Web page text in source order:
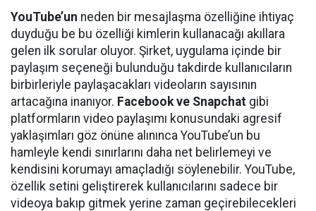
YouTube’un neden bir mesajlaşma özelliğine ihtiyaç
duyduğu be bu özelliği kimlerin kullanacağı akıllara
gelen ilk sorular oluyor. Şirket, uygulama içinde bir
paylaşım seçeneği bulunduğu takdirde kullanıcıların
birbirleriyle paylaşacakları videoların sayısının
artacağına inanıyor. Facebook ve Snapchat gibi
platformların video paylaşımı konusundaki agresif
yaklaşımları göz önüne alınınca YouTube’un bu
hamleyle kendi sınırlarını daha net belirlemeyi ve
kendisini korumayı amaçladığı söylenebilir. YouTube,
özellik setini geliştirerek kullanıcılarını sadece bir
videoya bakıp gitmek yerine zaman geçirebilecekleri